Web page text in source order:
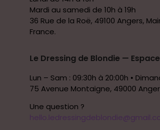
Mardi au samedi de 10h à 19h
36 Rue de la Roë, 49100 Angers,
France.
Le Dressing de Blondie —
Lun – Sam : 09:30h à 20:00h •
75 Avenue Montaigne, 49000
Une question ?